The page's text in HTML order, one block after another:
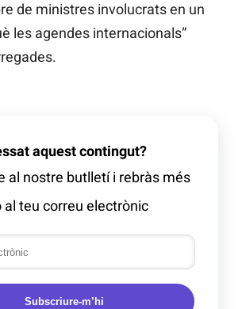
de ministres involucrats en un
les agendes internacionals”
aquest contingut?
al nostre butlletí i rebràs més
al teu correu electrònic
Subscriure-m’hi